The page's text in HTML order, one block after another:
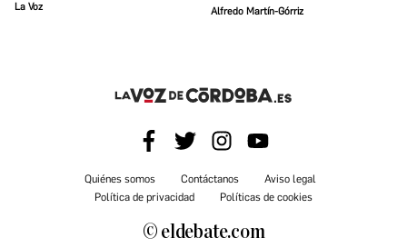
La Voz Alfredo Martín-Górriz
Quiénes somos Contáctanos
Aviso legal
Política de privacidad
Políticas de cookies
© eldebate.com